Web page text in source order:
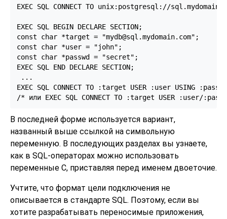
EXEC SQL CONNECT TO unix:postgresql://
EXEC SQL BEGIN DECLARE SECTION;
const char *target = "mydb@sql.mydomain.com";
const char *user = "john";
const char *passwd = "secret";
EXEC SQL END DECLARE SECTION;
...
EXEC SQL CONNECT TO :target USER :user USING
/* или EXEC SQL CONNECT TO :target USER :user/
В последней форме используется вариант,
названный выше ссылкой на символьную
переменную. В последующих разделах вы узнаете,
как в SQL-операторах можно использовать
переменные C, приставляя перед именем двоеточие.
Учтите, что формат цели подключения не
описывается в стандарте SQL. Поэтому, если вы
хотите разрабатывать переносимые приложения,